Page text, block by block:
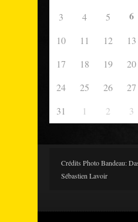
3
4 5 6
10
11 12 13
17
18 19 20
24
25 26 27
31
1 2 3
Crédits Photo Bandeau:
Sébastien Lavoir